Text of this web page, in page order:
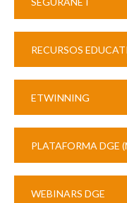
RECURSOS
ETWINNING
PLATAFORMA DGE
WEBINARS DGE